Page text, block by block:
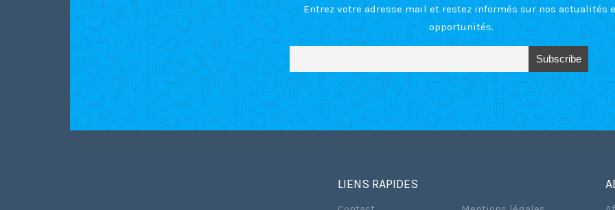
Entrez votre adresse mail et restez informés sur nos actualités
opportunités.
LIENS RAPIDES